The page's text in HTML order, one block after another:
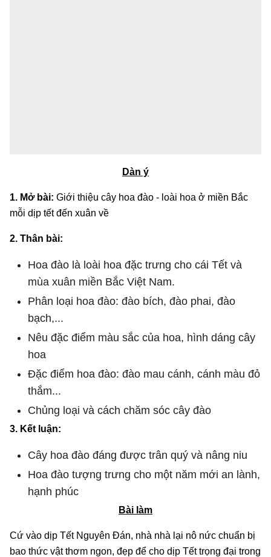
Dàn ý
1. Mở bài: Giới thiệu cây hoa đào - loài hoa ở miền Bắc
mỗi dịp tết đến xuân về
2. Thân bài:
Hoa đào là loài hoa đặc trưng cho cái Tết và
mùa xuân miền Bắc Việt Nam.
Phân loại hoa đào: đào bích, đào phai, đào
bạch,...
Nêu đặc điểm màu sắc của hoa, hình dáng cây
hoa
Đặc điểm hoa đào: đào mau cánh, cánh màu đỏ
thắm...
Chủng loại và cách chăm sóc cây đào
3. Kết luận:
Cây hoa đào đáng được trân quý và nâng niu
Hoa đào tượng trưng cho một năm mới an lành,
hạnh phúc
Bài làm
Cứ vào dịp Tết Nguyên Đán, nhà nhà lại nô nức chuẩn bị
bao thức vật thơm ngon, đẹp để cho dịp Tết trọng đại trong